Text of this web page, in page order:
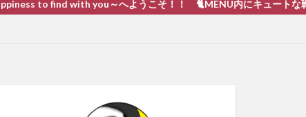
you～へようこそ！！ 🐈MENU内にキュートな戦い 猫動画あり